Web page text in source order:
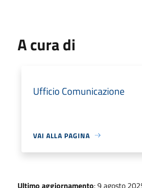
A cura di
Ufficio Comunicazione
VAI ALLA PAGINA
Ultimo aggiornamento: 9 agosto